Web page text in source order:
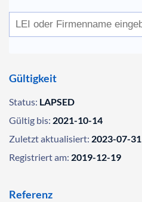
Gültigkeit
Status: LAPSED
Gültig bis: 2021-10-14
Zuletzt aktualisiert: 2023-07-31
Registriert am: 2019-12-19
Referenz